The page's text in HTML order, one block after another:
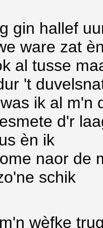
gin hallef
ware zat
al tusse
't
ik al m'n
d'r
èn ik
naor de
schik
wèfke